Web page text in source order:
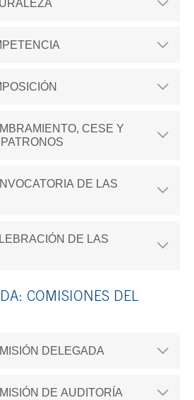
CESE Y
DE LAS
DE LAS
COMISIONES DEL
DELEGADA
DE AUDITORÍA